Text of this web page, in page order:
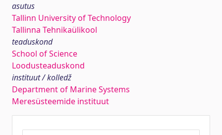
asutus
Tallinn University of Technology
Tallinna Tehnikaülikool
teaduskond
School of Science
Loodusteaduskond
instituut / kolledž
Department of Marine Systems
Meresüsteemide instituut